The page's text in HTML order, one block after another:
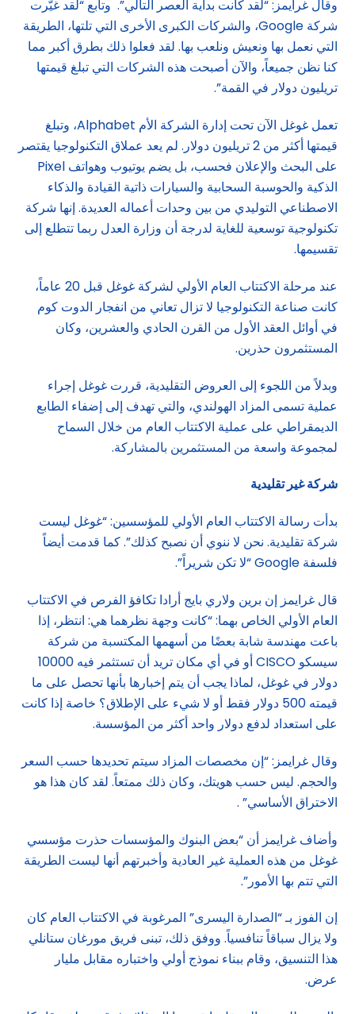
وقال غرايمز: “لقد كانت بداية العصر التالي”. وتابع “لقد غيّرت
شركة Google، والشركات الكبرى الأخرى التي تلتها، الطريقة
التي نعمل بها ونعيش ونلعب بها. لقد فعلوا ذلك بطرق أكبر مما
كنا نظن جميعاً، والآن أصبحت هذه الشركات التي تبلغ قيمتها
تريليون دولار في القمة”.
تعمل غوغل الآن تحت إدارة الشركة الأم Alphabet، وتبلغ
قيمتها أكثر من 2 تريليون دولار. لم يعد عملاق التكنولوجيا يقتصر
على البحث والإعلان فحسب، بل يضم يوتيوب وهواتف Pixel
الذكية والحوسبة السحابية والسيارات ذاتية القيادة والذكاء
الاصطناعي التوليدي من بين وحدات أعماله العديدة. إنها شركة
تكنولوجية توسعية للغاية لدرجة أن وزارة العدل ربما تتطلع إلى
تقسيمها.
عند مرحلة الاكتتاب العام الأولي لشركة غوغل قبل 20 عاماً،
كانت صناعة التكنولوجيا لا تزال تعاني من انفجار الدوت كوم
في أوائل العقد الأول من القرن الحادي والعشرين، وكان
المستثمرون حذرين.
وبدلاً من اللجوء إلى العروض التقليدية، قررت غوغل إجراء
عملية تسمى المزاد الهولندي، والتي تهدف إلى إضفاء الطابع
الديمقراطي على عملية الاكتتاب العام من خلال السماح
لمجموعة واسعة من المستثمرين بالمشاركة.
شركة غير تقليدية
بدأت رسالة الاكتتاب العام الأولي للمؤسسين: “غوغل ليست
شركة تقليدية. نحن لا ننوي أن نصبح كذلك”. كما قدمت أيضاً
فلسفة Google “لا تكن شريراً”.
قال غرايمز إن برين ولاري بايج أرادا تكافؤ الفرص في الاكتتاب
العام الأولي الخاص بهما: “كانت وجهة نظرهما هي: انتظر، إذا
باعت مهندسة شابة بعضًا من أسهمها المكتسبة من شركة
سيسكو CISCO أو في أي مكان تريد أن تستثمر فيه 10000
دولار في غوغل، لماذا يجب أن يتم إخبارها بأنها تحصل على ما
قيمته 500 دولار فقط أو لا شيء على الإطلاق؟ خاصة إذا كانت
على استعداد لدفع دولار واحد أكثر من المؤسسة.
وقال غرايمز: “إن مخصصات المزاد سيتم تحديدها حسب السعر
والحجم. ليس حسب هويتك، وكان ذلك ممتعاً. لقد كان هذا هو
الاختراق الأساسي” .
وأضاف غرايمز أن “بعض البنوك والمؤسسات حذرت مؤسسي
غوغل من هذه العملية غير العادية وأخبرتهم أنها ليست الطريقة
التي تتم بها الأمور”.
إن الفوز بـ “الصدارة اليسرى” المرغوبة في الاكتتاب العام كان
ولا يزال سباقاً تنافسياً. ووفق ذلك، تبنى فريق مورغان ستانلي
هذا التنسيق، وقام ببناء نموذج أولي واختباره مقابل مليار
عرض.